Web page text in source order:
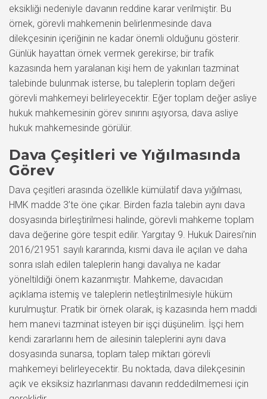
eksikliği nedeniyle davanın reddine karar verilmiştir. Bu
örnek, görevli mahkemenin belirlenmesinde dava
dilekçesinin içeriğinin ne kadar önemli olduğunu gösterir.
Günlük hayattan örnek vermek gerekirse; bir trafik
kazasında hem yaralanan kişi hem de yakınları tazminat
talebinde bulunmak isterse, bu taleplerin toplam değeri
görevli mahkemeyi belirleyecektir. Eğer toplam değer asliye
hukuk mahkemesinin görev sınırını aşıyorsa, dava asliye
hukuk mahkemesinde görülür.
Dava Çeşitleri ve Yığılmasında
Görev
Dava çeşitleri arasında özellikle kümülatif dava yığılması,
HMK madde 3’te öne çıkar. Birden fazla talebin aynı dava
dosyasında birleştirilmesi halinde, görevli mahkeme toplam
dava değerine göre tespit edilir. Yargıtay 9. Hukuk Dairesi’nin
2016/21951 sayılı kararında, kısmi dava ile açılan ve daha
sonra ıslah edilen taleplerin hangi davalıya ne kadar
yöneltildiği önem kazanmıştır. Mahkeme, davacıdan
açıklama istemiş ve taleplerin netleştirilmesiyle hüküm
kurulmuştur. Pratik bir örnek olarak, iş kazasında hem maddi
hem manevi tazminat isteyen bir işçi düşünelim. İşçi hem
kendi zararlarını hem de ailesinin taleplerini aynı dava
dosyasında sunarsa, toplam talep miktarı görevli
mahkemeyi belirleyecektir. Bu noktada, dava dilekçesinin
açık ve eksiksiz hazırlanması davanın reddedilmemesi için